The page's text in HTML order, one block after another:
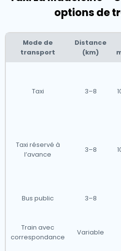
options de
Mode de
transport
Distance
(km)
Taxi 3–8
Taxi réservé à
l’avance
3–8
Bus public 3–8
Train avec
correspondance
Variable